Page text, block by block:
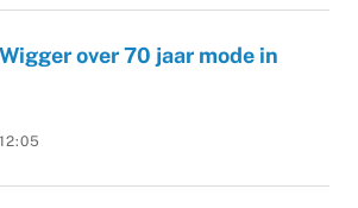
over 70 jaar mode in